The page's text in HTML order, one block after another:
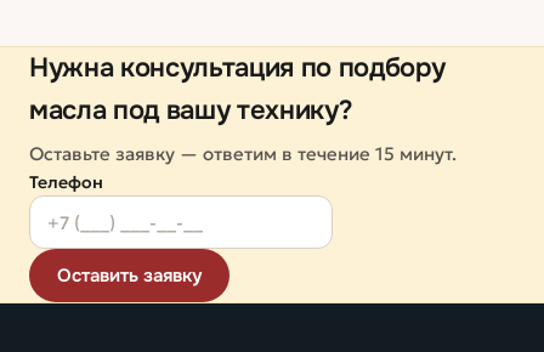
Нужна консультация по подбору
масла под вашу технику?
Оставьте заявку — ответим в течение 15 минут.
Телефон
Оставить заявку